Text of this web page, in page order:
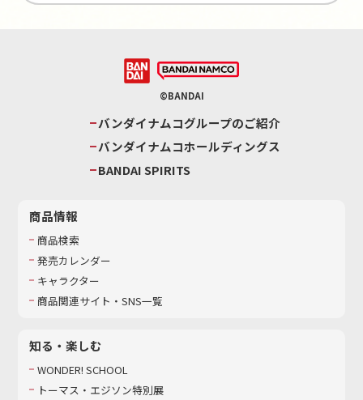
©BANDAI
バンダイナムコグループのご紹介
バンダイナムコホールディングス
BANDAI SPIRITS
商品情報
商品検索
発売カレンダー
キャラクター
商品関連サイト・SNS一覧
知る・楽しむ
WONDER! SCHOOL
トーマス・エジソン特別展